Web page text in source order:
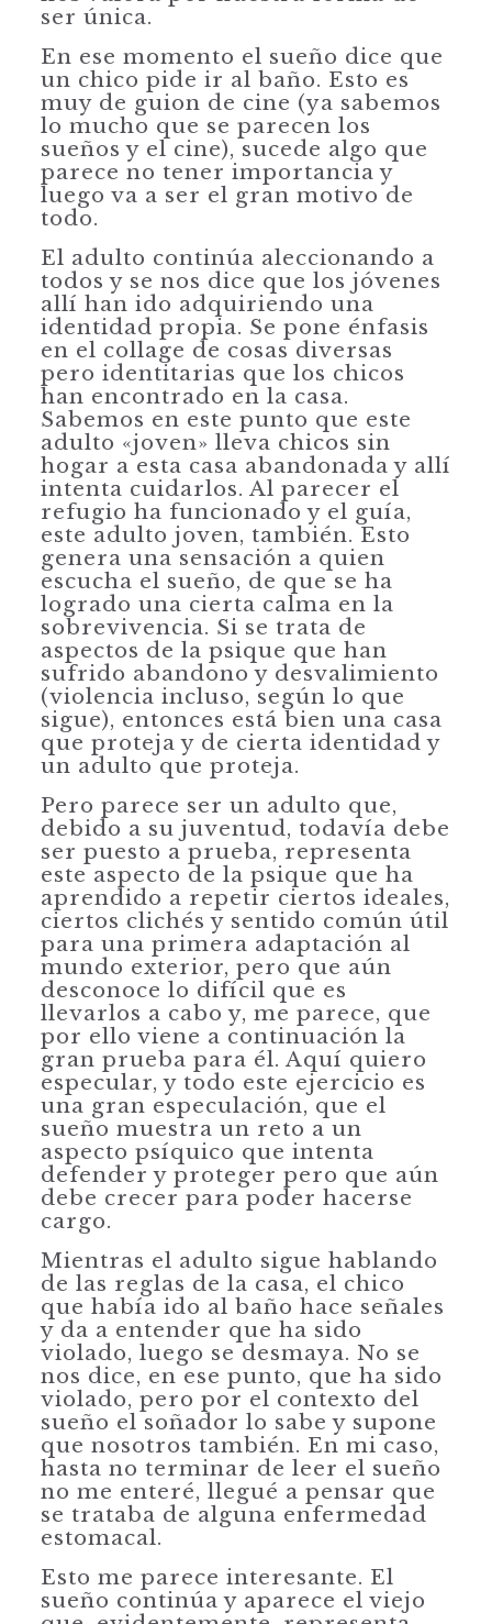
ser única.
En ese momento el sueño dice que
un chico pide ir al baño. Esto es
muy de guion de cine (ya sabemos
lo mucho que se parecen los
sueños y el cine), sucede algo que
parece no tener importancia y
luego va a ser el gran motivo de
todo.
El adulto continúa aleccionando a
todos y se nos dice que los jóvenes
allí han ido adquiriendo una
identidad propia. Se pone énfasis
en el collage de cosas diversas
pero identitarias que los chicos
han encontrado en la casa.
Sabemos en este punto que este
adulto «joven» lleva chicos sin
hogar a esta casa abandonada y allí
intenta cuidarlos. Al parecer el
refugio ha funcionado y el guía,
este adulto joven, también. Esto
genera una sensación a quien
escucha el sueño, de que se ha
logrado una cierta calma en la
sobrevivencia. Si se trata de
aspectos de la psique que han
sufrido abandono y desvalimiento
(violencia incluso, según lo que
sigue), entonces está bien una casa
que proteja y de cierta identidad y
un adulto que proteja.
Pero parece ser un adulto que,
debido a su juventud, todavía debe
ser puesto a prueba, representa
este aspecto de la psique que ha
aprendido a repetir ciertos ideales,
ciertos clichés y sentido común útil
para una primera adaptación al
mundo exterior, pero que aún
desconoce lo difícil que es
llevarlos a cabo y, me parece, que
por ello viene a continuación la
gran prueba para él. Aquí quiero
especular, y todo este ejercicio es
una gran especulación, que el
sueño muestra un reto a un
aspecto psíquico que intenta
defender y proteger pero que aún
debe crecer para poder hacerse
cargo.
Mientras el adulto sigue hablando
de las reglas de la casa, el chico
que había ido al baño hace señales
y da a entender que ha sido
violado, luego se desmaya. No se
nos dice, en ese punto, que ha sido
violado, pero por el contexto del
sueño el soñador lo sabe y supone
que nosotros también. En mi caso,
hasta no terminar de leer el sueño
no me enteré, llegué a pensar que
se trataba de alguna enfermedad
estomacal.
Esto me parece interesante. El
sueño continúa y aparece el viejo